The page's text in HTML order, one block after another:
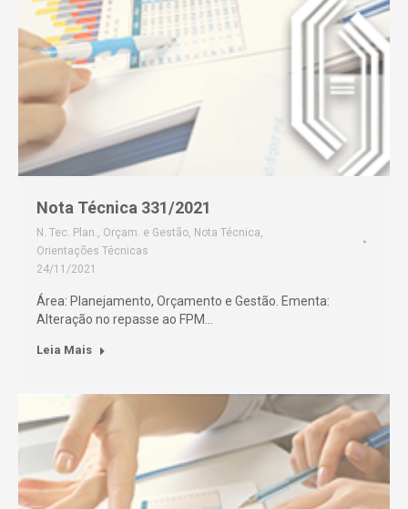
Nota Técnica 331/2021
N. Tec. Plan., Orçam. e Gestão, Nota Técnica,
Orientações Técnicas
24/11/2021
Área: Planejamento, Orçamento e Gestão. Ementa:
Alteração no repasse ao FPM…
Leia Mais